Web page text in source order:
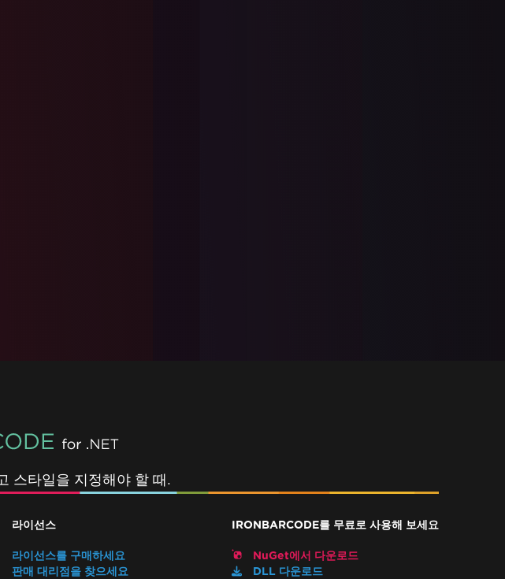
스타일을 지정해야 할 때.
라이선스
라이선스를 구매하세요
판매 대리점을 찾으세요
IRONBARCODE를 무료로 사용해 보세요
NuGet에서 다운로드
DLL 다운로드